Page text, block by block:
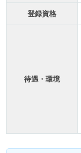
登録資格
待遇・環境